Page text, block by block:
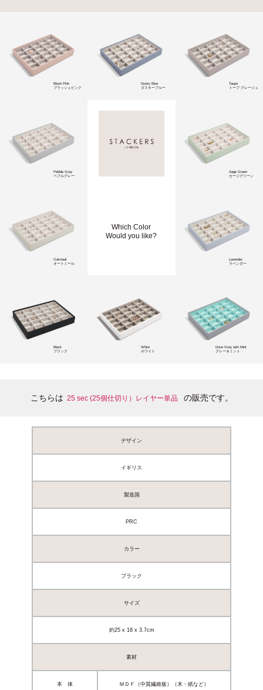
Blush Pink
ブラッシュピンク
Dusky Blue
ダスキーブルー
Taupe
トープ グレージュ
Pebble Grey
ペブルグレー
Sage Green
セージグリーン
Oatmeal
オートミール
Which Color
Would you like?
Lavender
ラベンダー
Black
ブラック
White
ホワイト
Dove Grey with Mint
グレー＆ミント
こちらは 25 sec (25個仕切り）レイヤー単品 の販売です。
デザイン
イギリス
製造国
PRC
カラー
ブラック
サイズ
約25 x 18 x 3.7cm
素材
本 体 ＭＤＦ（中質繊維板）（木・紙など）